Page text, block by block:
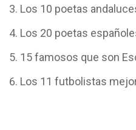
Los 10 poetas
Los 20 poetas
15 famosos que son
Los 11 futbolistas